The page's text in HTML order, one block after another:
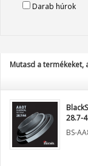
Darab húrok
Mutasd a termékeket,
28.7-
BS-